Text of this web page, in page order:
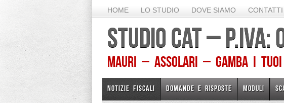
HOME LO STUDIO DOVE SIAMO CONTATTI
STUDIO CAT –
Mauri – Assolari – Gamba I TUOI
NOTIZIE FISCALI DOMANDE E RISPOSTE MODULI